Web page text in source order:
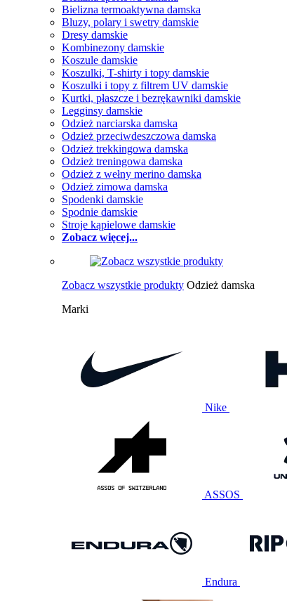
Bielizna termoaktywna damska
Bluzy, polary i swetry damskie
Dresy damskie
Kombinezony damskie
Koszule damskie
Koszulki, T-shirty i topy damskie
Koszulki i topy z filtrem UV damskie
Kurtki, płaszcze i bezrękawniki damskie
Legginsy damskie
Odzież narciarska damska
Odzież przeciwdeszczowa damska
Odzież trekkingowa damska
Odzież treningowa damska
Odzież z wełny merino damska
Odzież zimowa damska
Spodenki damskie
Spodnie damskie
Stroje kąpielowe damskie
Zobacz więcej...
Zobacz wszystkie produkty Odzież damska
Marki
Nike
ASSOS
Endura